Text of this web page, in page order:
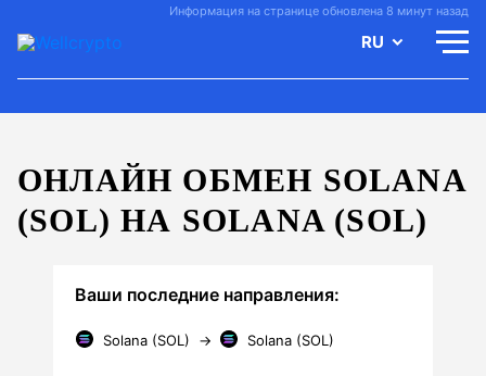
Информация на странице обновлена 8 минут назад
RU
ОНЛАЙН ОБМЕН SOLANA
(SOL) НА SOLANA (SOL)
Ваши последние направления:
Solana (SOL) → Solana (SOL)